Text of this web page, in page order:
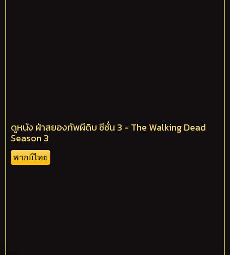
ดูหนัง ฝ่าสยองทัพผีดิบ ซีซั่น 3 - The Walking Dead
Season 3
พากย์ไทย